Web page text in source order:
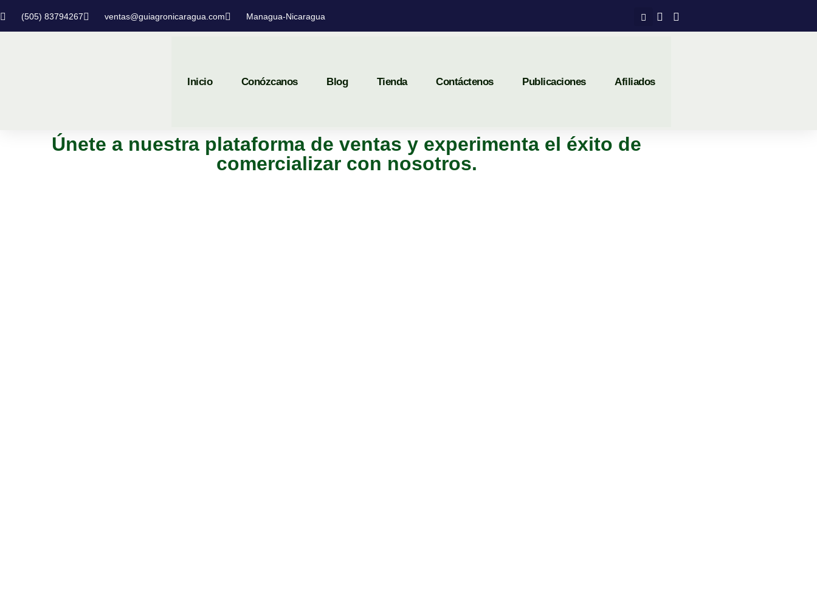
(505) 83794267 ventas@guiagronicaragua.com Managua-Nicaragua
Inicio Conózcanos Blog Tienda Contáctenos Publicaciones Afiliados
Únete a nuestra plataforma de ventas y experimenta el éxito de
comercializar con nosotros.